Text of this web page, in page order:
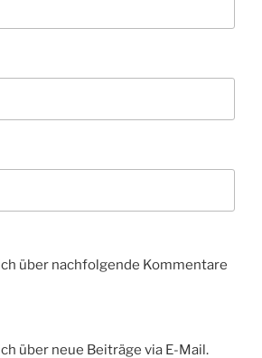
über nachfolgende Kommentare
über neue Beiträge via E-Mail.